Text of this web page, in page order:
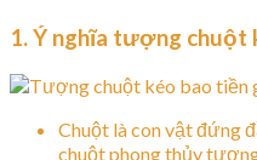
1. Ý nghĩa tượng chuột
Chuột là con vật đứng
chuột phong thủy